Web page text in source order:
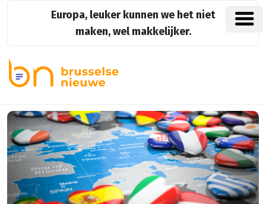
Europa, leuker kunnen we het niet
maken, wel makkelijker.